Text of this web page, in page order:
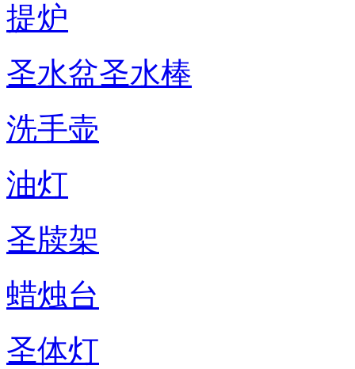
提炉
圣水盆圣水棒
洗手壶
油灯
圣牍架
蜡烛台
圣体灯